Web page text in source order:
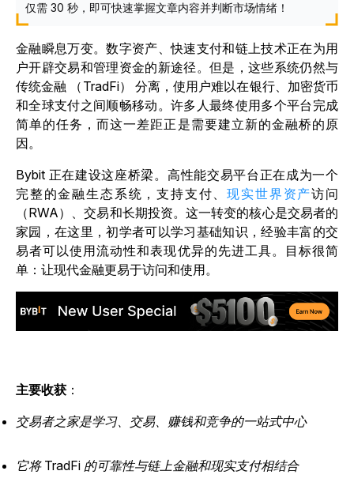
仅需 30 秒，即可快速掌握文章内容并判断市场情绪！
金融瞬息万变。数字资产、快速支付和链上技术正在为用
户开辟交易和管理资金的新途径。但是，这些系统仍然与
传统金融 （TradFi） 分离，使用户难以在银行、加密货币
和全球支付之间顺畅移动。许多人最终使用多个平台完成
简单的任务，而这一差距正是需要建立新的金融桥的原
因。
Bybit 正在建设这座桥梁。高性能交易平台正在成为一个
完整的金融生态系统，支持支付、现实世界资产访问
（RWA）、交易和长期投资。这一转变的核心是交易者的
家园，在这里，初学者可以学习基础知识，经验丰富的交
易者可以使用流动性和表现优异的先进工具。目标很简
单：让现代金融更易于访问和使用。
主要收获 ：
交易者之家是学习、交易、赚钱和竞争的一站式中心
它将 TradFi 的可靠性与链上金融和现实支付相结合